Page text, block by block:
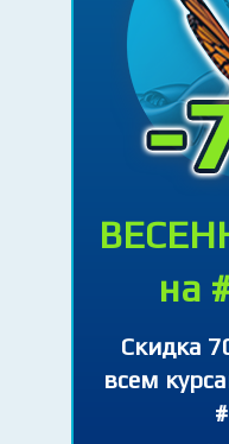
на
Cкидка
всем